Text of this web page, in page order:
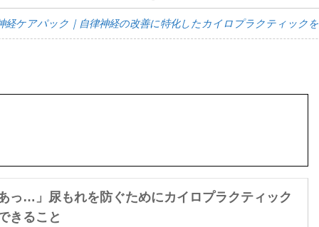
経ケアパック｜自律神経の改善に特化したカイロプラクティックを
あっ…」尿もれを防ぐためにカイロプラクティック
きること